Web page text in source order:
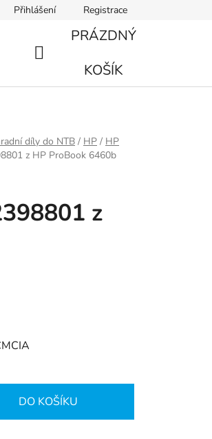
Přihlášení Registrace
NÁKUPNÍ
PRÁZDNÝ
KOŠÍK
díly do NTB / HP / HP
z HP ProBook 6460b
z
DO KOŠÍKU